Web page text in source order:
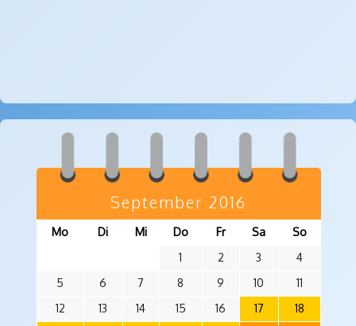
September 2016
Mo Di Mi Do Fr Sa
So
1
2 3
4
5
6 7 8 9 10
11
12
13 14 15 16 17
18